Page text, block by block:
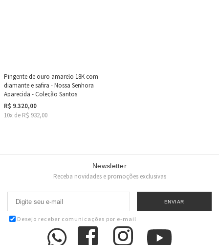
Pingente de ouro amarelo 18K com
diamante e safira - Nossa Senhora
Aparecida - Coleção Santos
R$ 9.320,00
10x de R$ 932,00
Newsletter
Receba novidades e promoções exclusivas
Desejo receber comunicações por e-mail